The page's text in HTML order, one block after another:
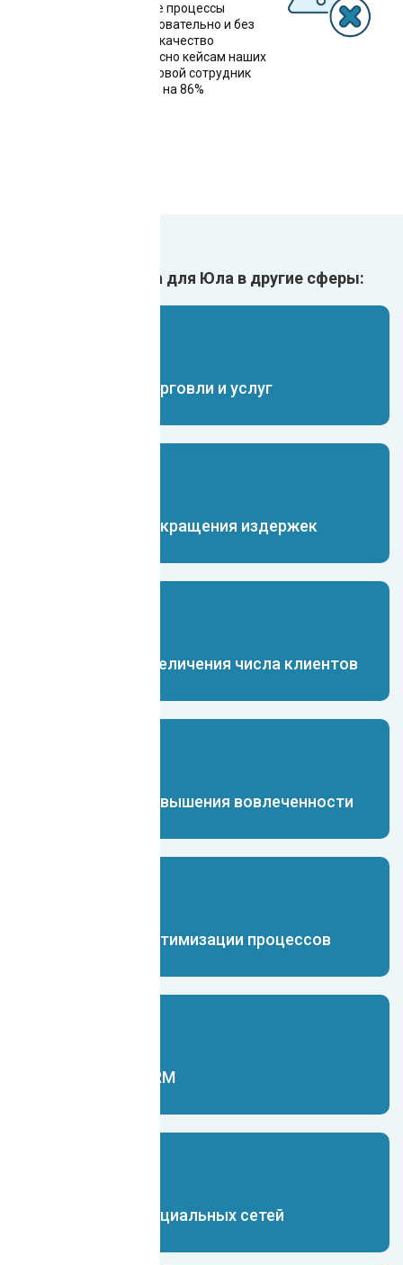
Автоматизированные процессы
выполняются последовательно и без
сбоев, что повышает качество
обслуживания. Согласно кейсам наших
клиентов, один цифровой сотрудник
снижает риск ошибок на 86%
Внедрить чат-бота для Юла в другие сферы:
Чат-бот для торговли и услуг
Чат-бот для сокращения издержек
Чат-бот для увеличения числа клиентов
Чат-бот для повышения вовлеченности
Чат-бот для оптимизации процессов
Чат-бот для CRM
Чат-бот для социальных сетей